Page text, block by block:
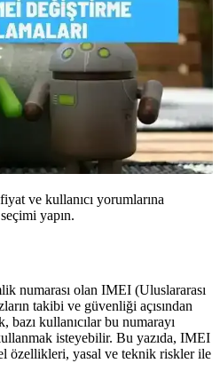
ve kullanıcı yorumlarına
yapın.
numarası olan IMEI (Uluslararası
takibi ve güvenliği açısından
kullanıcılar bu numarayı
isteyebilir. Bu yazıda, IMEI
özellikleri, yasal ve teknik riskler ile